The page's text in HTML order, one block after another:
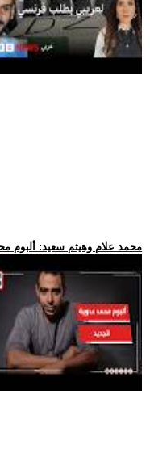
.. محمد علام وهيثم سعيد: ألبوم